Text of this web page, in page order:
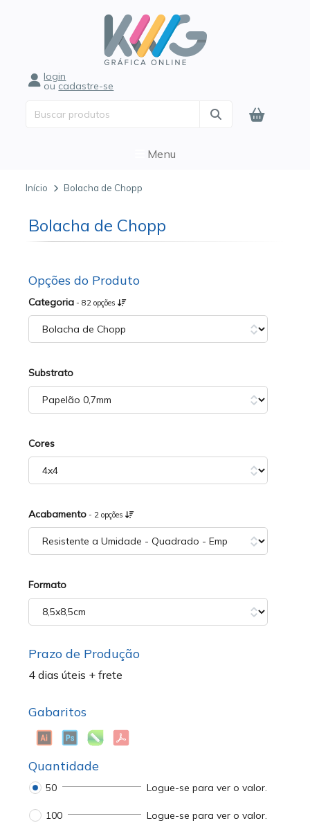
login
oucadastre-se
Menu
Início Bolacha de Chopp
Bolacha de Chopp
Opções do Produto
Categoria - 82 opções
Substrato
Cores
Acabamento - 2 opções
Formato
Prazo de Produção
4 dias úteis + frete
Gabaritos
Quantidade
50 Logue-se para ver o valor.
100 Logue-se para ver o valor.